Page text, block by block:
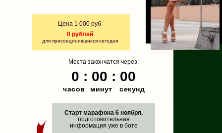
Цена 1 000 руб
Места закончатся через:
0 рублей
для присоединившихся сегодня
Старт марафона 6 ноября,
подготовительная
информация уже в боте
-
0 : 00 : 00
часов минут секунд